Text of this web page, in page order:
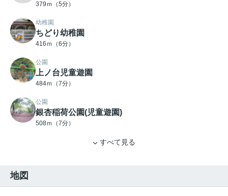
379ｍ（5分）
幼稚園
ちどり幼稚園
416ｍ（6分）
公園
上ノ台児童遊園
484ｍ（7分）
公園
銀杏稲荷公園(児童遊園)
508ｍ（7分）
すべて見る
地図